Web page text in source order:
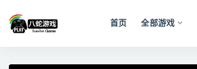
首页 全部游戏